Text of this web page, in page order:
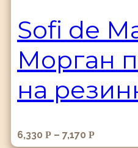
Sofi de
Морган
на
6,330 Р – 7,170 Р